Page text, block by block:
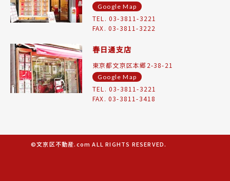
Google Map
TEL. 03-3811-3221
FAX. 03-3811-3222
春日通支店
東京都文京区本郷2-38-21
Google Map
TEL. 03-3811-3221
FAX. 03-3811-3418
©文京区不動産.com ALL RIGHTS RESERVED.